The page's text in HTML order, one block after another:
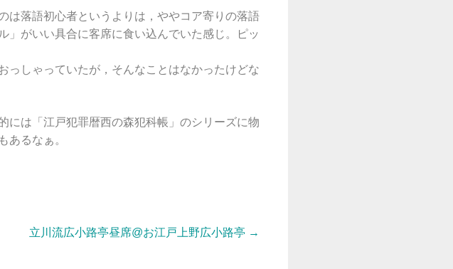
落語初心者というよりは，ややコア寄りの落語
」がいい具合に客席に食い込んでいた感じ。ピッ
しゃっていたが，そんなことはなかったけどな
は「江戸犯罪暦西の森犯科帳」のシリーズに物
あるなぁ。
立川流広小路亭昼席@お江戸上野広小路亭 →